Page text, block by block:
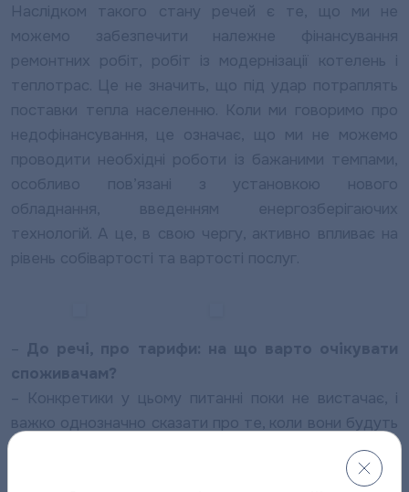
Наслідком такого стану речей є те, що ми не
можемо забезпечити належне фінансування
ремонтних робіт, робіт із модернізації котелень і
теплотрас. Це не значить, що під удар потраплять
поставки тепла населенню. Коли ми говоримо про
недофінансування, це означає, що ми не можемо
проводити необхідні роботи із бажаними темпами,
особливо пов’язані з установкою нового
обладнання, введенням енергозберігаючих
технологій. А це, в свою чергу, активно впливає на
рівень собівартості та вартості послуг.
– До речі, про тарифи: на що варто очікувати
споживачам?
– Конкретики у цьому питанні поки не вистачає, і
важко однозначно сказати про те, коли вони будуть
прийняті. Коли ж говорити про загальну ситуацію,
думаю, для всіх очевидним є той факт, що тарифи